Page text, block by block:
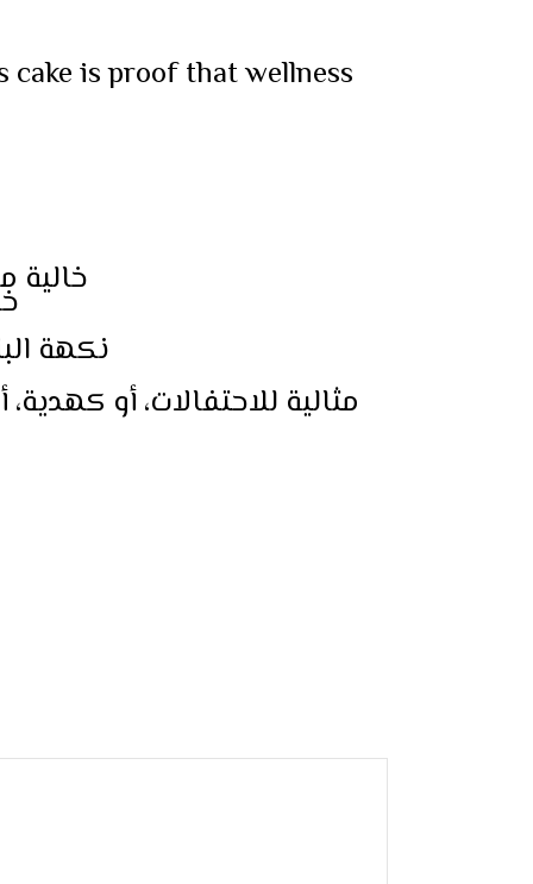
is proof that wellness
• 🌾
• 🌰
مثالية للاحتفالات، أو